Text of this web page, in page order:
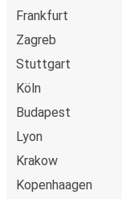
Frankfurt
Zagreb
Stuttgart
Köln
Budapest
Lyon
Krakow
Kopenhaagen